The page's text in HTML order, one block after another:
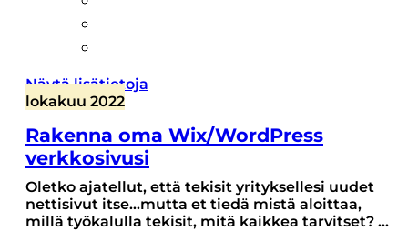
Näytä lisätietoja
lokakuu 2022
Rakenna oma Wix/WordPress
verkkosivusi
Oletko ajatellut, että tekisit yrityksellesi uudet
nettisivut itse...mutta et tiedä mistä aloittaa,
millä työkalulla tekisit, mitä kaikkea tarvitset? ...